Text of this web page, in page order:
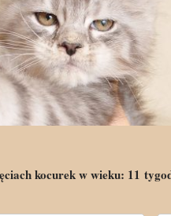
kocurek w wieku: 11